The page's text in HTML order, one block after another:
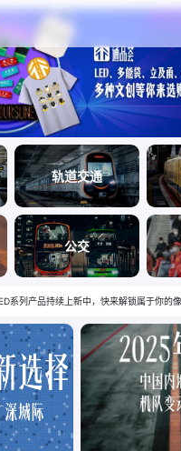
轨道交通
公交
系列产品持续上新中，快来解锁属于你的像